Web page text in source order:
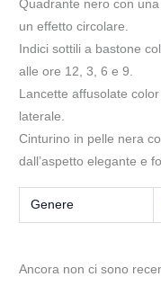
Quadrante nero con
un effetto circolare.
Indici sottili a bastone
alle ore 12, 3, 6 e 9.
Lancette affusolate
laterale.
Cinturino in pelle nera
dall’aspetto elegante e
Genere
Ancora non ci sono